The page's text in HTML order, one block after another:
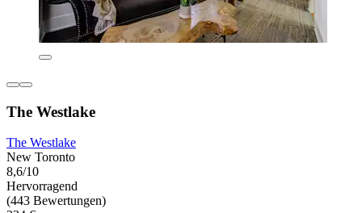
The Westlake
The Westlake
New Toronto
8,6/10
Hervorragend
(443 Bewertungen)